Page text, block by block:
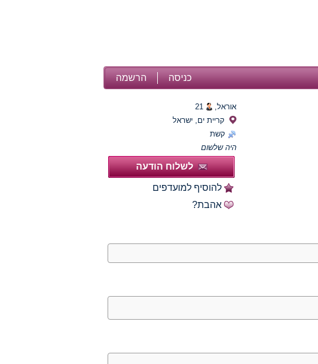
הרשמה כניסה
אוראל,
21
קריית ים, ישראל
קשת
היה שלשום
לשלוח הודעה
להוסיף למועדפים
אהבת?